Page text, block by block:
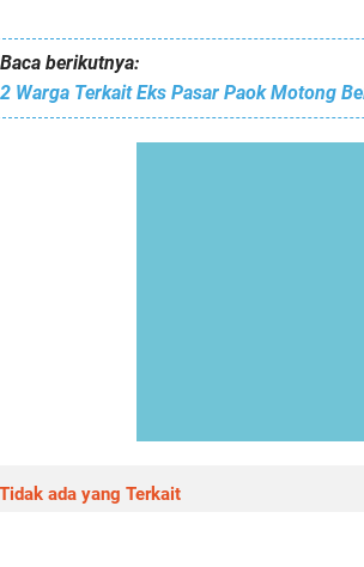
Baca berikutnya:
2 Warga Terkait Eks Pasar Paok Motong
Tidak ada yang Terkait